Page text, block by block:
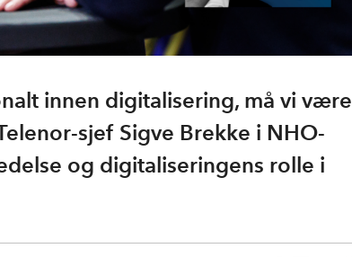
innen digitalisering, må vi være
sjef Sigve Brekke i NHO-
og digitaliseringens rolle i